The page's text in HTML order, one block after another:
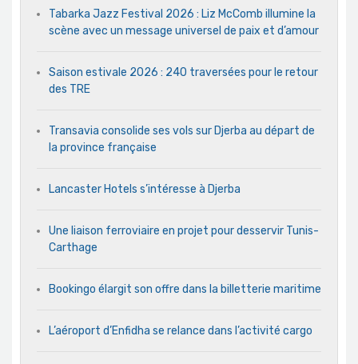
Tabarka Jazz Festival 2026 : Liz McComb illumine la
scène avec un message universel de paix et d’amour
Saison estivale 2026 : 240 traversées pour le retour
des TRE
Transavia consolide ses vols sur Djerba au départ de
la province française
Lancaster Hotels s’intéresse à Djerba
Une liaison ferroviaire en projet pour desservir Tunis-
Carthage
Bookingo élargit son offre dans la billetterie maritime
L’aéroport d’Enfidha se relance dans l’activité cargo